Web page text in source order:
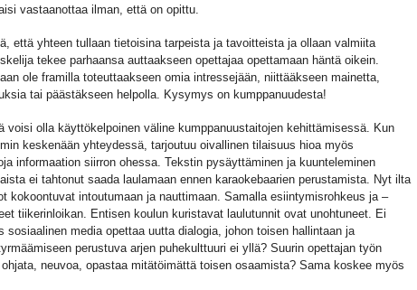
vastaanottaa ilman, että on opittu.
että yhteen tullaan tietoisina tarpeista ja tavoitteista ja ollaan valmiita
tekee parhaansa auttaakseen opettajaa opettamaan häntä oikein.
ole framilla toteuttaakseen omia intressejään, niittääkseen mainetta,
tai päästäkseen helpolla. Kysymys on kumppanuudesta!
voisi olla käyttökelpoinen väline kumppanuustaitojen kehittämisessä. Kun
keskenään yhteydessä, tarjoutuu oivallinen tilaisuus hioa myös
informaation siirron ohessa. Tekstin pysäyttäminen ja kuunteleminen
ei tahtonut saada laulamaan ennen karaokebaarien perustamista. Nyt ilta
kokoontuvat intoutumaan ja nauttimaan. Samalla esiintymisrohkeus ja –
tiikerinloikan. Entisen koulun kuristavat laulutunnit ovat unohtuneet. Ei
sosiaalinen media opettaa uutta dialogia, johon toisen hallintaan ja
perustuva arjen puhekulttuuri ei yllä? Suurin opettajan työn
neuvoa, opastaa mitätöimättä toisen osaamista? Sama koskee myös